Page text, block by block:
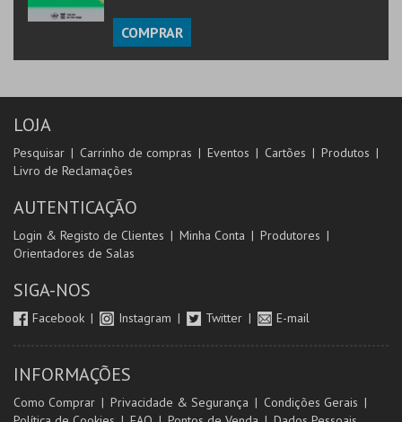
COMPRAR
LOJA
Pesquisar Carrinho de compras Eventos Cartões
Produtos
Livro de Reclamações
AUTENTICAÇÃO
Login & Registo de Clientes Minha Conta
Produtores
Orientadores de Salas
SIGA-NOS
Facebook Instagram Twitter E-mail
INFORMAÇÕES
Como Comprar Privacidade & Segurança
Condições Gerais